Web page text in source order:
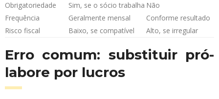
Obrigatoriedade Sim, se o sócio trabalha Não
Frequência
Geralmente mensal
Conforme resultado
Risco fiscal
Baixo, se compatível Alto, se irregular
Erro comum: substituir pró-
labore por lucros